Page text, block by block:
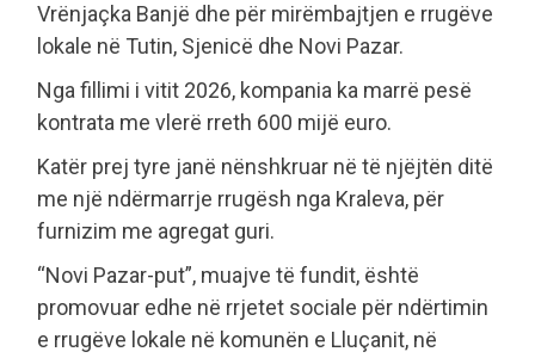
Vrënjaçka Banjë dhe për mirëmbajtjen e rrugëve
lokale në Tutin, Sjenicë dhe Novi Pazar.
Nga fillimi i vitit 2026, kompania ka marrë pesë
kontrata me vlerë rreth 600 mijë euro.
Katër prej tyre janë nënshkruar në të njëjtën ditë
me një ndërmarrje rrugësh nga Kraleva, për
furnizim me agregat guri.
“Novi Pazar-put”, muajve të fundit, është
promovuar edhe në rrjetet sociale për ndërtimin
e rrugëve lokale në komunën e Lluçanit, në